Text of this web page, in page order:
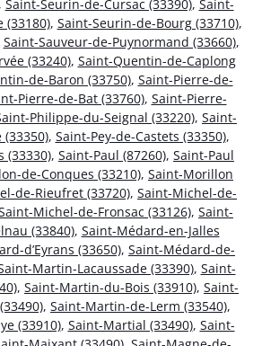
Saint-Seurin-de-Cursac (33390), Saint-
(33180), Saint-Seurin-de-Bourg (33710),
Saint-Sauveur-de-Puynormand (33660),
(33240), Saint-Quentin-de-Caplong
de-Baron (33750), Saint-Pierre-de-
Pierre-de-Bat (33760), Saint-Pierre-
Philippe-du-Seignal (33220), Saint-
(33350), Saint-Pey-de-Castets (33350),
(33330), Saint-Paul (87260), Saint-Paul
de-Conques (33210), Saint-Morillon
de-Rieufret (33720), Saint-Michel-de-
Michel-de-Fronsac (33126), Saint-
(33840), Saint-Médard-en-Jalles
d’Eyrans (33650), Saint-Médard-de-
Martin-Lacaussade (33390), Saint-
, Saint-Martin-du-Bois (33910), Saint-
, Saint-Martin-de-Lerm (33540),
(33910), Saint-Martial (33490), Saint-